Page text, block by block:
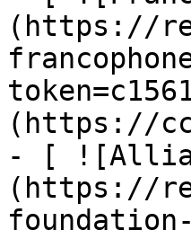
(https://
(https://
- [
(https://